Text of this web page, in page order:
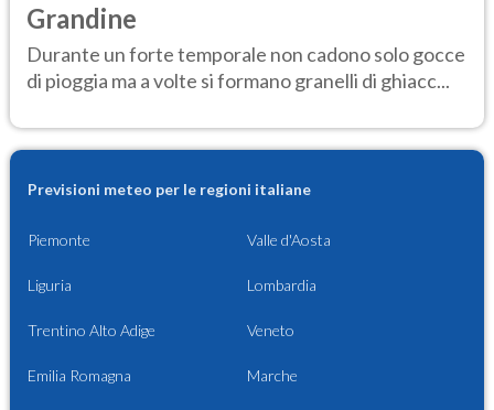
Grandine
Durante un forte temporale non cadono solo gocce
di pioggia ma a volte si formano granelli di ghiacc...
Previsioni meteo per le regioni italiane
Piemonte Valle d'Aosta
Liguria Lombardia
Trentino Alto Adige Veneto
Emilia Romagna Marche